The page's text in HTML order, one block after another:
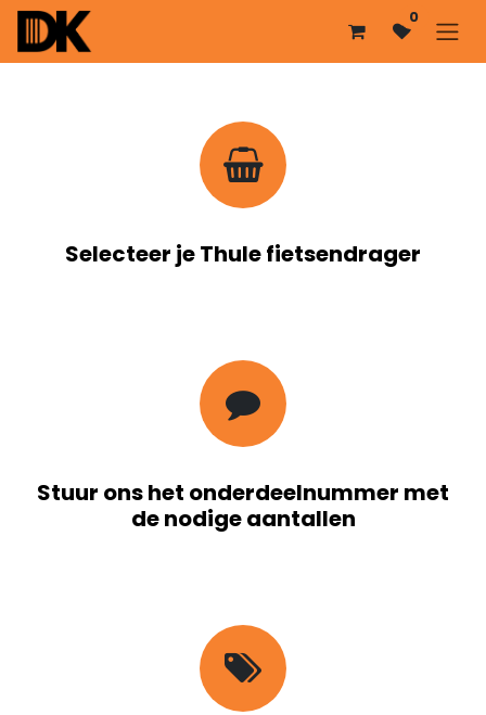
Overslaan naar inhoud 0
Selecteer je Thule fietsendrager
Stuur ons het onderdeelnummer met
de nodige aantallen